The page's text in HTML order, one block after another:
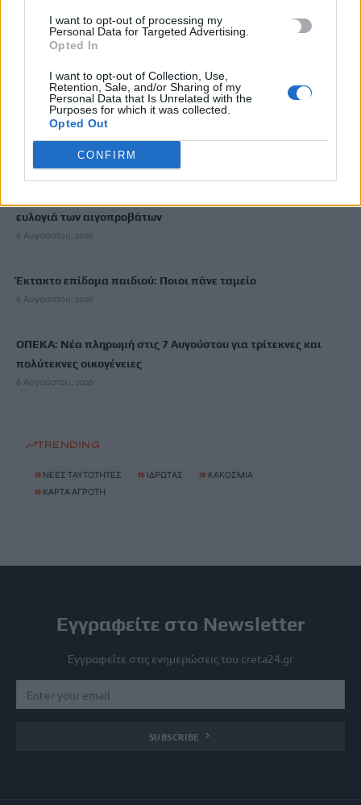
I want to opt-out of processing my
Personal Data for Targeted Advertising.
Opted In
I want to opt-out of Collection, Use,
Retention, Sale, and/or Sharing of my
Personal Data that Is Unrelated with the
Purposes for which it was collected.
Opted Out
CONFIRM
Τι δείχνει η ιατροδικαστική εξέταση για τα αίτια θανάτου του
90χρονου που εντοπίστηκε μέσα σε καταψύκτη
6 Αυγούστου, 2026
Το Αρκαλοχώρι γιόρτασε τον Προστάτη και Πολιούχο του
6 Αυγούστου, 2026
ευλογιά των αιγοπροβάτων
6 Αυγούστου, 2026
Έκτακτο επίδομα παιδιού: Ποιοι πάνε ταμείο
6 Αυγούστου, 2026
ΟΠΕΚΑ: Νέα πληρωμή στις 7 Αυγούστου για τρίτεκνες και
πολύτεκνες οικογένειες
6 Αυγούστου, 2026
TRENDING
# ΝΕΕΣ ΤΑΥΤΟΤΗΤΕΣ # ΙΔΡΩΤΑΣ # ΚΑΚΟΣΜΙΑ
# ΚΑΡΤΑ ΑΓΡΟΤΗ
Εγγραφείτε στο Newsletter
Εγγραφείτε στις ενημερώσεις του creta24.gr
SUBSCRIBE